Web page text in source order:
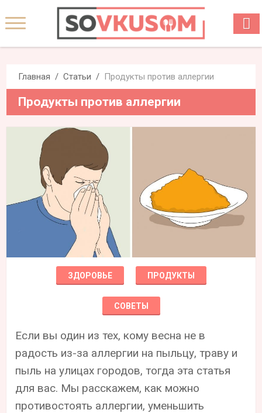
Главная Статьи Продукты против аллергии
Продукты против аллергии
ЗДОРОВЬЕ ПРОДУКТЫ
СОВЕТЫ
Если вы один из тех, кому весна не в
радость из-за аллергии на пыльцу, траву и
пыль на улицах городов, тогда эта статья
для вас. Мы расскажем, как можно
противостоять аллергии, уменьшить